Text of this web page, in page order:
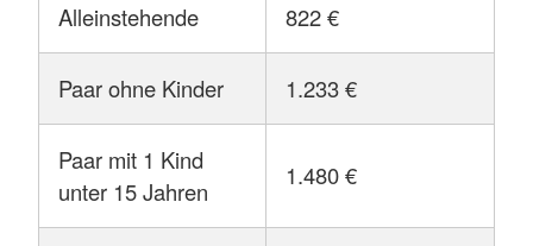
Alleinstehende 822 €
Paar ohne Kinder 1.233 €
Paar mit 1 Kind
unter 15 Jahren
1.480 €